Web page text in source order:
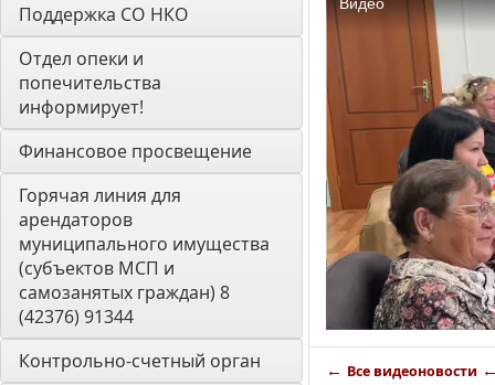
Поддержка СО НКО
Отдел опеки и
попечительства
информирует!
Финансовое просвещение
Горячая линия для
арендаторов
муниципального имущества
(субъектов МСП и
самозанятых граждан) 8
(42376) 91344
Контрольно-счетный орган
← Все видеоновости